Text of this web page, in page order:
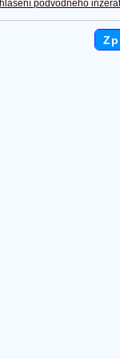
podvodného